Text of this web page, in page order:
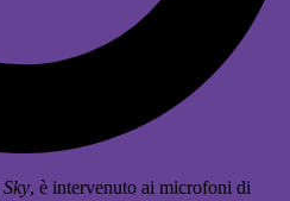
Sky, è intervenuto ai microfoni di